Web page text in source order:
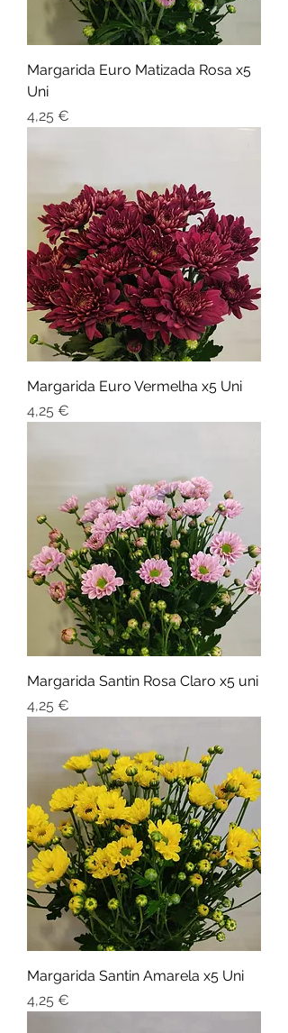
Margarida Euro Matizada Rosa x5
Uni
Preço
4,25 €
Margarida Euro Vermelha x5 Uni
Preço
4,25 €
Margarida Santin Rosa Claro x5 uni
Preço
4,25 €
Margarida Santin Amarela x5 Uni
Preço
4,25 €